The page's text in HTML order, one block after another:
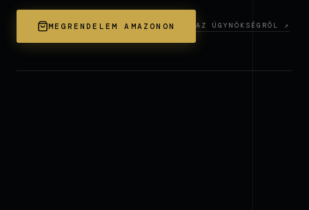
MEGRENDELEM AMAZONON AZ ÜGYNÖKSÉGRŐL ↗